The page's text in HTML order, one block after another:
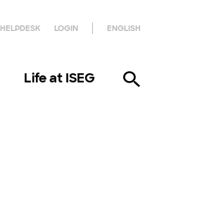
HELPDESK LOGIN ENGLISH
Life at ISEG